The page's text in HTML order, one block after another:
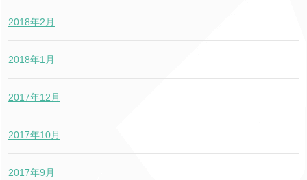
2018年2月
2018年1月
2017年12月
2017年10月
2017年9月